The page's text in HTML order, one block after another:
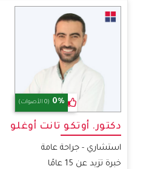
0% (0 الأصوات)
دكتور. أوتكو تانت أوغلو
استشاري - جراحة عامة
خبرة تزيد عن 15 عامًا